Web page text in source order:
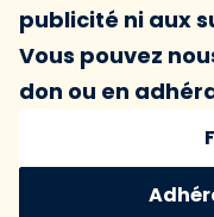
publicité ni aux
Vous pouvez
don ou en